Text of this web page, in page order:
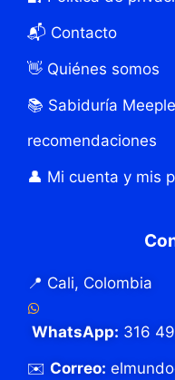
📬 Contacto
👋 Quiénes somos
📚 Sabiduría
recomendaciones
👤 Mi cuenta y mis
📍 Cali, Colombia
WhatsApp: 316
✉️ Correo: